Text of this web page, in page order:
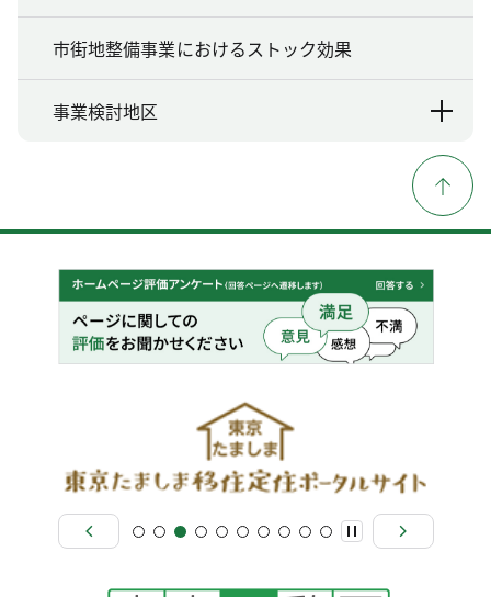
市街地整備事業におけるストック効果
事業検討地区